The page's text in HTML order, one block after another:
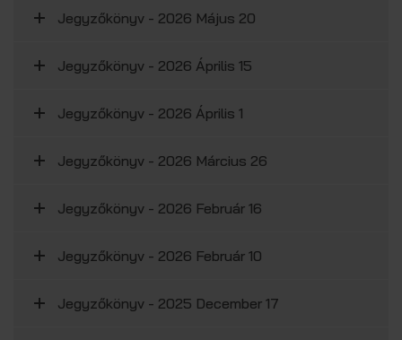
Jegyzőkönyv - 2026 Május 20
Jegyzőkönyv - 2026 Április 15
Jegyzőkönyv - 2026 Április 1
Jegyzőkönyv - 2026 Március 26
Jegyzőkönyv - 2026 Február 16
Jegyzőkönyv - 2026 Február 10
Jegyzőkönyv - 2025 December 17